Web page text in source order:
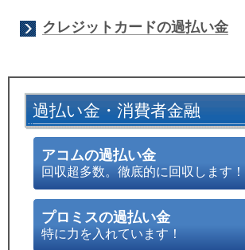
クレジットカードの過払い金
過払い金・消費者金融
アコムの過払い金
回収超多数。徹底的に回収します！
プロミスの過払い金
特に力を入れています！